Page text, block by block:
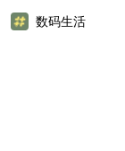
数码生活